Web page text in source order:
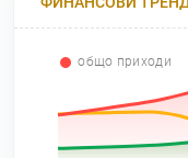
общо приходи